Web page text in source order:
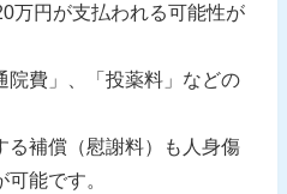
万円が支払われる可能性が
院費」、「投薬料」などの
る補償（慰謝料）も人身傷
能です。